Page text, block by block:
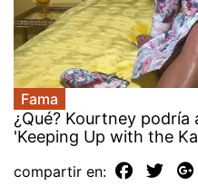
Fama
¿Qué? Kourtney
'Keeping Up with the
compartir en: